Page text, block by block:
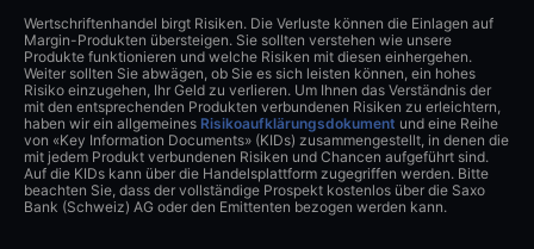
Wertschriftenhandel birgt Risiken. Die Verluste können die Einlagen auf
Margin-Produkten übersteigen. Sie sollten verstehen wie unsere
Produkte funktionieren und welche Risiken mit diesen einhergehen.
Weiter sollten Sie abwägen, ob Sie es sich leisten können, ein hohes
Risiko einzugehen, Ihr Geld zu verlieren. Um Ihnen das Verständnis der
mit den entsprechenden Produkten verbundenen Risiken zu erleichtern,
haben wir ein allgemeines Risikoaufklärungsdokument und eine Reihe
von «Key Information Documents» (KIDs) zusammengestellt, in denen die
mit jedem Produkt verbundenen Risiken und Chancen aufgeführt sind.
Auf die KIDs kann über die Handelsplattform zugegriffen werden. Bitte
beachten Sie, dass der vollständige Prospekt kostenlos über die Saxo
Bank (Schweiz) AG oder den Emittenten bezogen werden kann.